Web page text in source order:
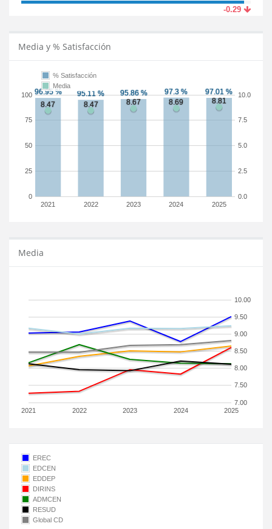
-0.29
Media y % Satisfacción
2021 2022 2023 2024 2025
0
25
50
75
100
0.0
2.5
5.0
7.5
10.0
% Satisfacción
Media
Media
2021 2022 2023 2024 2025
7.00
7.50
8.00
8.50
9.00
9.50
10.00
EREC
EDCEN
EDDEP
DIRINS
ADMCEN
RESUD
Global CD